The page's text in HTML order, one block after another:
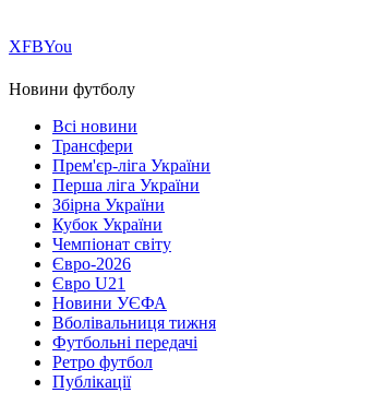
ХFBYou
Новини футболу
Всі новини
Трансфери
Прем'єр-ліга України
Перша ліга України
Збірна України
Кубок України
Чемпіонат світу
Євро-2026
Євро U21
Новини УЄФА
Вболівальниця тижня
Футбольні передачі
Ретро футбол
Публікації